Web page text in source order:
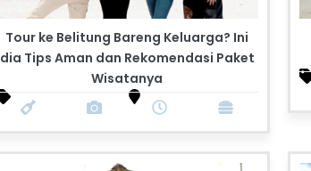
Tour ke Belitung Bareng Keluarga? Ini
dia Tips Aman dan Rekomendasi Paket
Wisatanya